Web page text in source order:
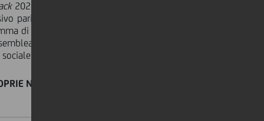
2022, UniCredit ha acquistato un
pari a 390.660.767,93 Euro. Alla
di
degli Azionisti della Società
NEL PERIODO DAL 14